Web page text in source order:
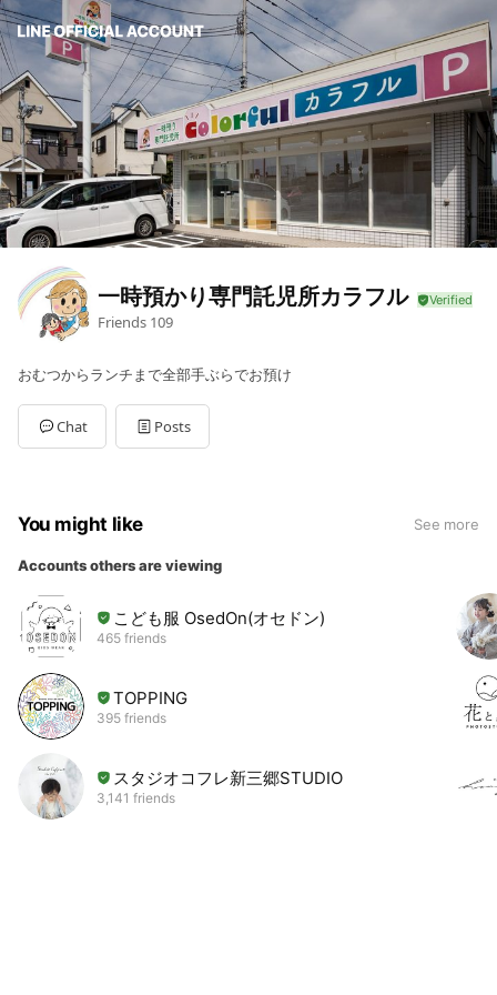
一時預かり専門託児所カラフル
Friends 109
おむつからランチまで全部手ぶらでお預け
Chat Posts
You might like See more
Accounts others are viewing
こども服 OsedOn(オセドン)
465 friends
TOPPING
395 friends
スタジオコフレ新三郷STUDIO
3,141 friends